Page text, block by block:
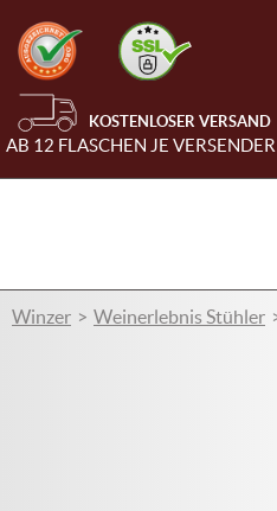
KOSTENLOSER VERSAND
AB 12 FLASCHEN JE VERSENDER
Winzer Weinerlebnis Stühler